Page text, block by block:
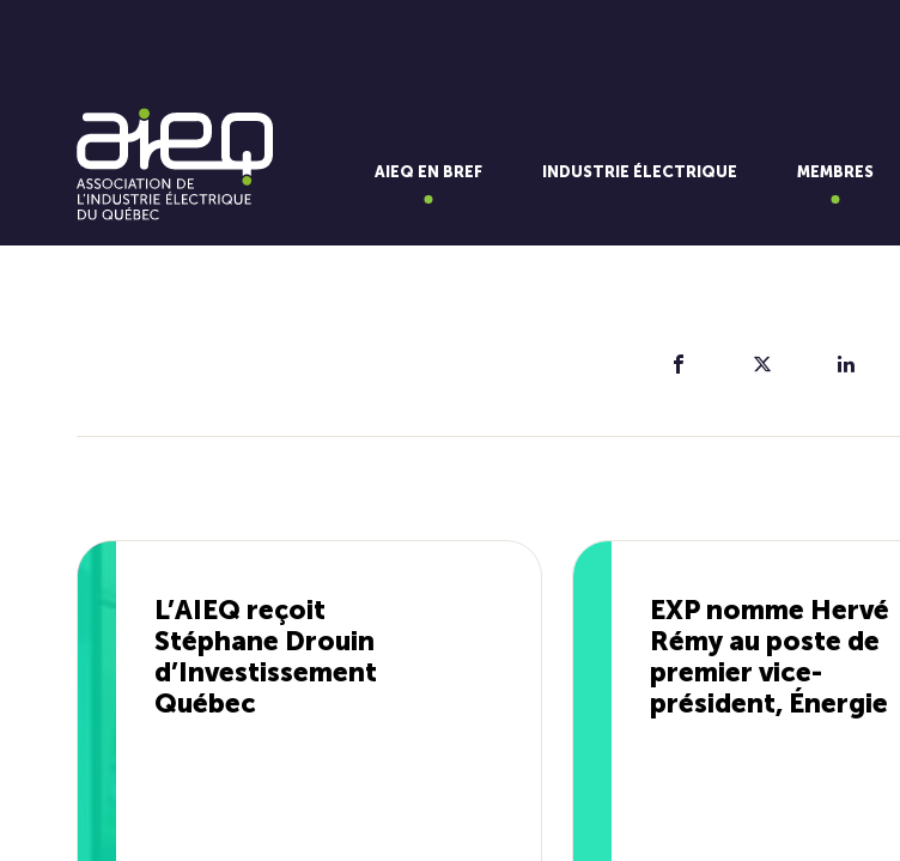
AIEQ EN BREF INDUSTRIE ÉLECTRIQUE MEMBRES
L’AIEQ reçoit
Stéphane Drouin
d’Investissement
Québec
EXP nomme Hervé
Rémy au poste de
premier vice-
président, Énergie